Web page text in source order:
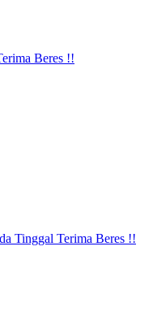
Beres !!
Tinggal Terima Beres !!